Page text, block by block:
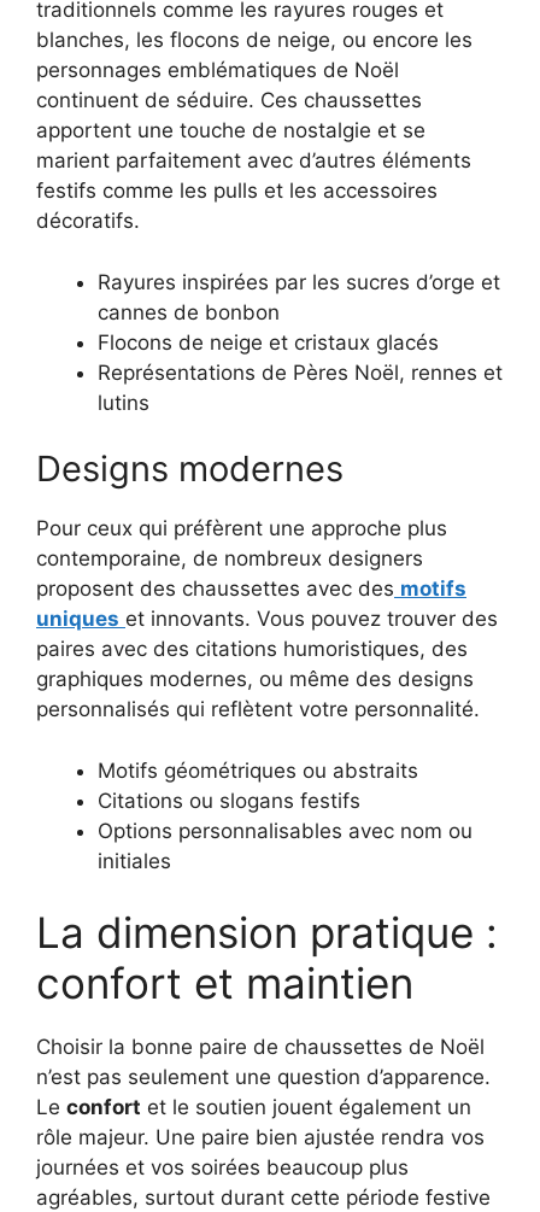
traditionnels comme les rayures rouges et
blanches, les flocons de neige, ou encore les
personnages emblématiques de Noël
continuent de séduire. Ces chaussettes
apportent une touche de nostalgie et se
marient parfaitement avec d’autres éléments
festifs comme les pulls et les accessoires
décoratifs.
Rayures inspirées par les sucres d’orge et
cannes de bonbon
Flocons de neige et cristaux glacés
Représentations de Pères Noël, rennes et
lutins
Designs modernes
Pour ceux qui préfèrent une approche plus
contemporaine, de nombreux designers
proposent des chaussettes avec des motifs
uniques et innovants. Vous pouvez trouver des
paires avec des citations humoristiques, des
graphiques modernes, ou même des designs
personnalisés qui reflètent votre personnalité.
Motifs géométriques ou abstraits
Citations ou slogans festifs
Options personnalisables avec nom ou
initiales
La dimension pratique :
confort et maintien
Choisir la bonne paire de chaussettes de Noël
n’est pas seulement une question d’apparence.
Le confort et le soutien jouent également un
rôle majeur. Une paire bien ajustée rendra vos
journées et vos soirées beaucoup plus
agréables, surtout durant cette période festive